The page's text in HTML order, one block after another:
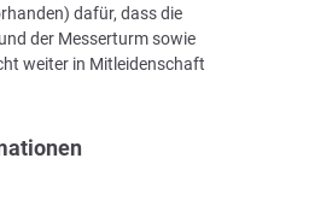
dafür, dass die
der Messerturm sowie
weiter in Mitleidenschaft